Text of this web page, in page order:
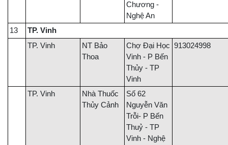
Chương -
Nghệ An
13
TP. Vinh
TP. Vinh
NT Bảo
Thoa
Chợ Đại Học
Vinh - P Bến
Thủy - TP
Vinh
913024998
TP. Vinh
Nhà Thuốc
Thủy Cảnh
Số 62
Nguyễn Văn
Trỗi- P Bến
Thuỷ - TP
Vinh - Nghệ